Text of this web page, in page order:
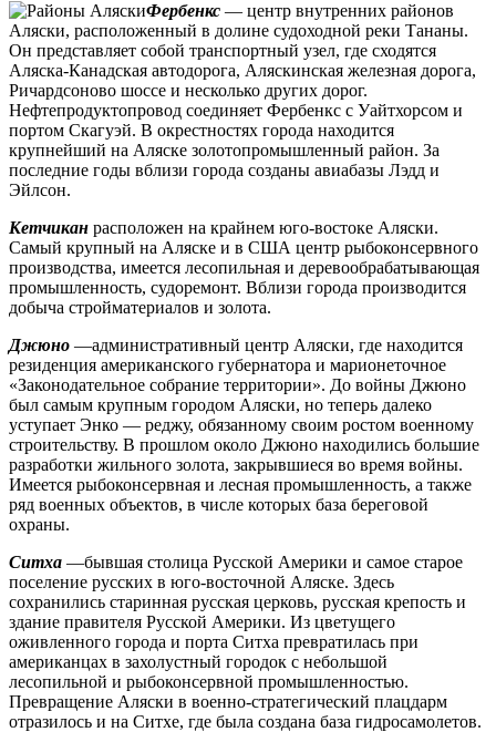
Фербенкс — центр внутренних районов
Аляски, расположенный в долине судоходной реки Тананы.
Он представляет собой транспортный узел, где сходятся
Аляска-Канадская автодорога, Аляскинская железная дорога,
Ричардсоново шоссе и несколько других дорог.
Нефтепродуктопровод соединяет Фербенкс с Уайтхорсом и
портом Скагуэй. В окрестностях города находится
крупнейший на Аляске золотопромышленный район. За
последние годы вблизи города созданы авиабазы Лэдд и
Эйлсон.
Кетчикан расположен на крайнем юго-востоке Аляски.
Самый крупный на Аляске и в США центр рыбоконсервного
производства, имеется лесопильная и деревообрабатывающая
промышленность, судоремонт. Вблизи города производится
добыча стройматериалов и золота.
Джюно —административный центр Аляски, где находится
резиденция американского губернатора и марионеточное
«Законодательное собрание территории». До войны Джюно
был самым крупным городом Аляски, но теперь далеко
уступает Энко — реджу, обязанному своим ростом военному
строительству. В прошлом около Джюно находились большие
разработки жильного золота, закрывшиеся во время войны.
Имеется рыбоконсервная и лесная промышленность, а также
ряд военных объектов, в числе которых база береговой
охраны.
Ситха —бывшая столица Русской Америки и самое старое
поселение русских в юго-восточной Аляске. Здесь
сохранились старинная русская церковь, русская крепость и
здание правителя Русской Америки. Из цветущего
оживленного города и порта Ситха превратилась при
американцах в захолустный городок с небольшой
лесопильной и рыбоконсервной промышленностью.
Превращение Аляски в военно-стратегический плацдарм
отразилось и на Ситхе, где была создана база гидросамолетов.